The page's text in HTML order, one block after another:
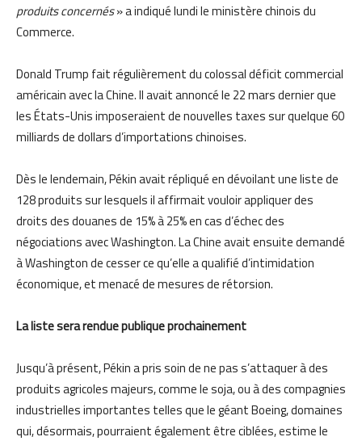
produits concernés» a indiqué lundi le ministère chinois du
Commerce.
Donald Trump fait régulièrement du colossal déficit commercial
américain avec la Chine. Il avait annoncé le 22 mars dernier que
les États-Unis imposeraient de nouvelles taxes sur quelque 60
milliards de dollars d’importations chinoises.
Dès le lendemain, Pékin avait répliqué en dévoilant une liste de
128 produits sur lesquels il affirmait vouloir appliquer des
droits des douanes de 15% à 25% en cas d’échec des
négociations avec Washington. La Chine avait ensuite demandé
à Washington de cesser ce qu’elle a qualifié d’intimidation
économique, et menacé de mesures de rétorsion.
La liste sera rendue publique prochainement
Jusqu’à présent, Pékin a pris soin de ne pas s’attaquer à des
produits agricoles majeurs, comme le soja, ou à des compagnies
industrielles importantes telles que le géant Boeing, domaines
qui, désormais, pourraient également être ciblées, estime le